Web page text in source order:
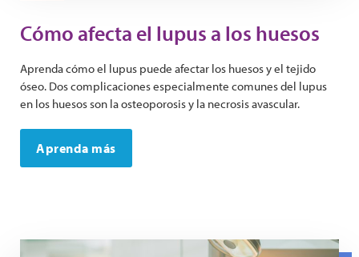
Cómo afecta el lupus a los huesos
Aprenda cómo el lupus puede afectar los huesos y el tejido
óseo. Dos complicaciones especialmente comunes del lupus
en los huesos son la osteoporosis y la necrosis avascular.
Aprenda más
A dentist wearing a mask uses tools to examine a